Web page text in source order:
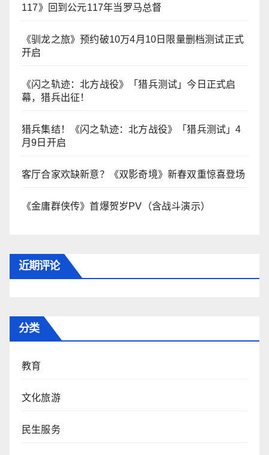
117》回到公元117年当罗马总督
《驯龙之旅》预约破10万4月10日限量删档测试正式
开启
《闪之轨迹：北方战役》「猎兵测试」今日正式启
幕，猎兵出征！
猎兵集结！《闪之轨迹：北方战役》「猎兵测试」4
月9日开启
客厅合家欢缺新意？《双影奇境》新春双重惊喜登场
《金庸群侠传》首爆贺岁PV（含战斗演示）
近期评论
分类
教育
文化旅游
民生服务